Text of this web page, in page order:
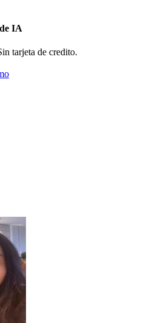
IA
tarjeta de credito.